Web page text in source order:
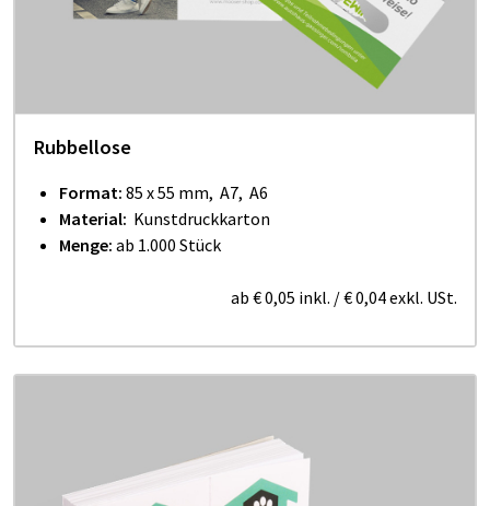
Rubbellose
Format: 85 x 55 mm, A7, A6
Material: Kunstdruckkarton
Menge: ab 1.000 Stück
ab € 0,05 inkl. /€ 0,04exkl. USt.